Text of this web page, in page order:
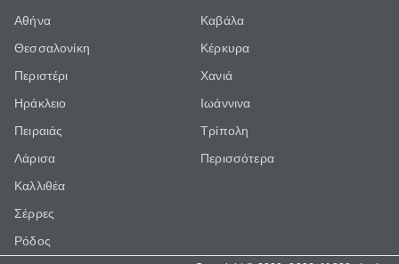
Αθήνα
Θεσσαλονίκη
Περιστέρι
Ηράκλειο
Πειραιάς
Λάρισα
Καλλιθέα
Σέρρες
Ρόδος
Καβάλα
Κέρκυρα
Χανιά
Ιωάννινα
Τρίπολη
Περισσότερα